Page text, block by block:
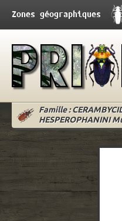
Zones géographiques
Famille :
HESPEROPHANINI